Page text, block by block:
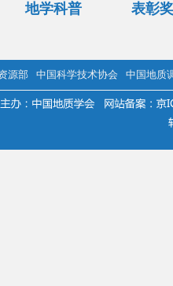
地学科普 表彰
源部 中国科学技术协会 中国地质